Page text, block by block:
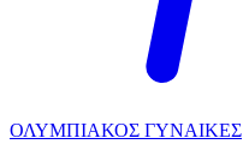
ΟΛΥΜΠΙΑΚΟΣ ΓΥΝΑΙΚΕΣ